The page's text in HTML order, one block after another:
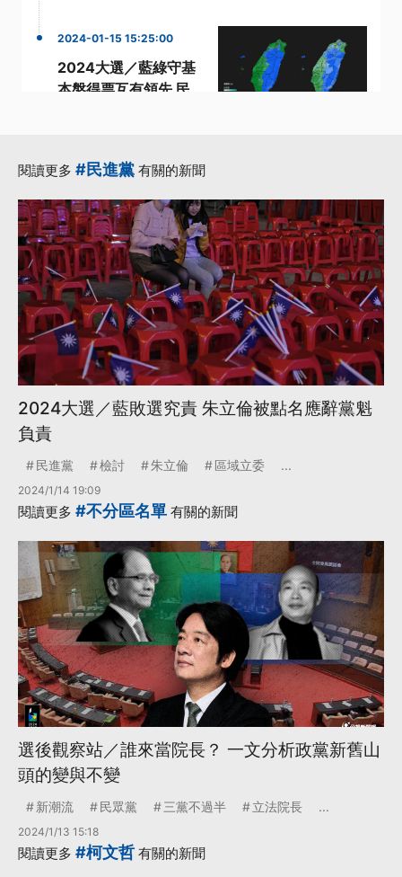
2024-01-15 15:25:00
2024大選／藍綠守基
本盤得票互有領先 民
第三勢力·更多...
閱讀更多 #民進黨 有關的新聞
2024大選／藍敗選究責 朱立倫被點名應辭黨魁
負責
民進黨 檢討 朱立倫 區域立委 ...
2024/1/14 19:09
閱讀更多 #不分區名單 有關的新聞
選後觀察站／誰來當院長？ 一文分析政黨新舊山
頭的變與不變
新潮流 民眾黨 三黨不過半 立法院長 ...
2024/1/13 15:18
閱讀更多 #柯文哲 有關的新聞